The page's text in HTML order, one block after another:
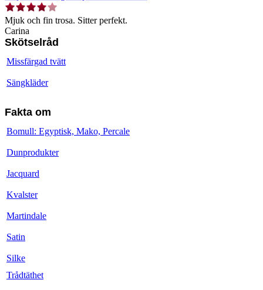
Mjuk och fin trosa. Sitter perfekt.
Carina
Skötselråd
Missfärgad tvätt
Sängkläder
Fakta om
Bomull: Egyptisk, Mako, Percale
Dunprodukter
Jacquard
Kvalster
Martindale
Satin
Silke
Trådtäthet